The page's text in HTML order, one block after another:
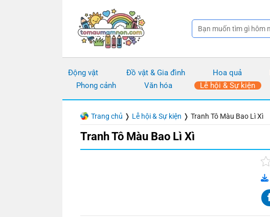
Động vật Đồ vật & Gia đình Hoa quả
Phong cảnh
Văn hóa Lễ hội & Sự kiện
Trang chủ ❭ Lễ hội & Sự kiện ❭ Tranh Tô Màu Bao Lì Xì
Tranh Tô Màu Bao Lì Xì